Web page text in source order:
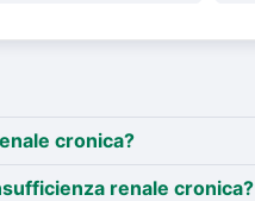
cronica?
renale cronica?